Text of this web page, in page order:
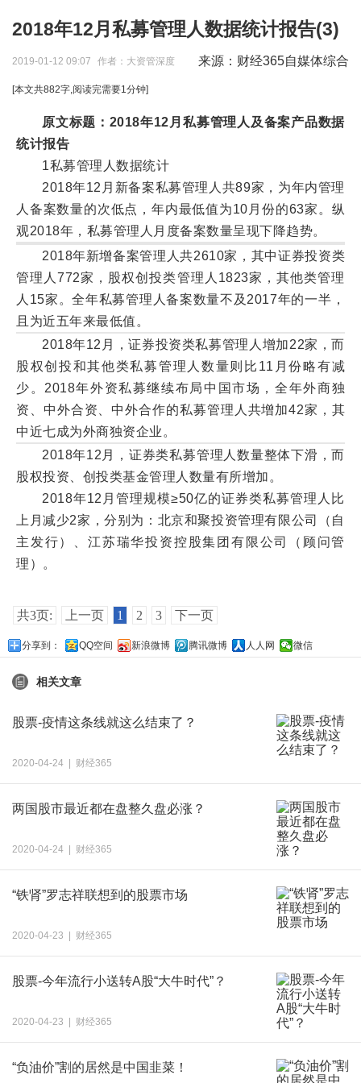
2018年12月私募管理人数据统计报告(3)
2019-01-12 09:07 作者：大资管深度 来源：财经365自媒体综合
[本文共882字,阅读完需要1分钟]
原文标题： 2018年12月私募管理人及备案产品数据
统计报告
1私募管理人数据统计
2018年12月新备案私募管理人共89家，为年内管理
人备案数量的次低点，年内最低值为10月份的63家。纵
观2018年，私募管理人月度备案数量呈现下降趋势。
2018年新增备案管理人共2610家，其中证券投资类
管理人772家，股权创投类管理人1823家，其他类管理
人15家。全年私募管理人备案数量不及2017年的一半，
且为近五年来最低值。
2018年12月，证券投资类私募管理人增加22家，而
股权创投和其他类私募管理人数量则比11月份略有减
少。2018年外资私募继续布局中国市场，全年外商独
资、中外合资、中外合作的私募管理人共增加42家，其
中近七成为外商独资企业。
2018年12月，证券类私募管理人数量整体下滑，而
股权投资、创投类基金管理人数量有所增加。
2018年12月管理规模≥50亿的证券类私募管理人比
上月减少2家，分别为：北京和聚投资管理有限公司（自
主发行）、江苏瑞华投资控股集团有限公司（顾问管
理）。
共3页: 上一页 1 2 3 下一页
分享到： QQ空间 新浪微博 腾讯微博 人人网 微信
相关文章
股票-疫情这条线就这么结束了？
2020-04-24 | 财经365
两国股市最近都在盘整久盘必涨？
2020-04-24 | 财经365
“铁肾”罗志祥联想到的股票市场
2020-04-23 | 财经365
股票-今年流行小送转A股“大牛时代”？
2020-04-23 | 财经365
“负油价”割的居然是中国韭菜！